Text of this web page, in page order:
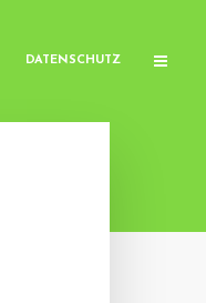
DATENSCHUTZ